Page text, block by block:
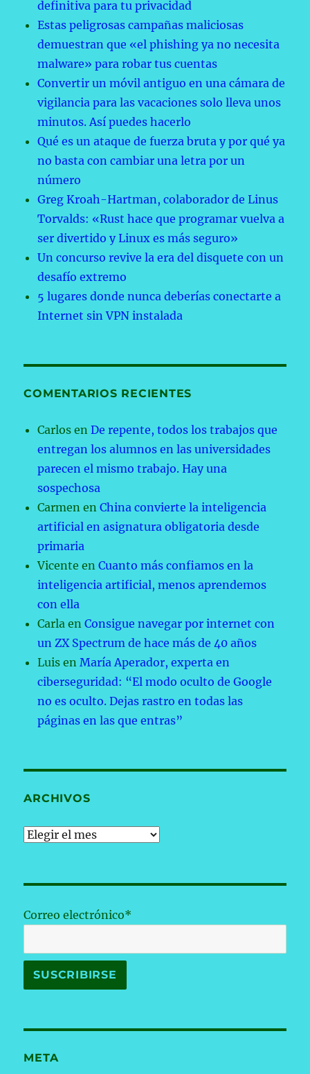
definitiva para tu privacidad
Estas peligrosas campañas maliciosas
demuestran que «el phishing ya no necesita
malware» para robar tus cuentas
Convertir un móvil antiguo en una cámara de
vigilancia para las vacaciones solo lleva unos
minutos. Así puedes hacerlo
Qué es un ataque de fuerza bruta y por qué ya
no basta con cambiar una letra por un
número
Greg Kroah-Hartman, colaborador de Linus
Torvalds: «Rust hace que programar vuelva a
ser divertido y Linux es más seguro»
Un concurso revive la era del disquete con un
desafío extremo
5 lugares donde nunca deberías conectarte a
Internet sin VPN instalada
COMENTARIOS RECIENTES
Carlos enDe repente, todos los trabajos que
entregan los alumnos en las universidades
parecen el mismo trabajo. Hay una
sospechosa
Carmen enChina convierte la inteligencia
artificial en asignatura obligatoria desde
primaria
Vicente enCuanto más confiamos en la
inteligencia artificial, menos aprendemos
con ella
Carla enConsigue navegar por internet con
un ZX Spectrum de hace más de 40 años
Luis enMaría Aperador, experta en
ciberseguridad: “El modo oculto de Google
no es oculto. Dejas rastro en todas las
páginas en las que entras”
ARCHIVOS
Archivos
Correo electrónico*
META